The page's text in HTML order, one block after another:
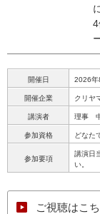
開催日 2026年
開催企業 クリヤ
講演者 理事
参加資格 どなた
参加要項
講演日
い。
ご視聴はこ